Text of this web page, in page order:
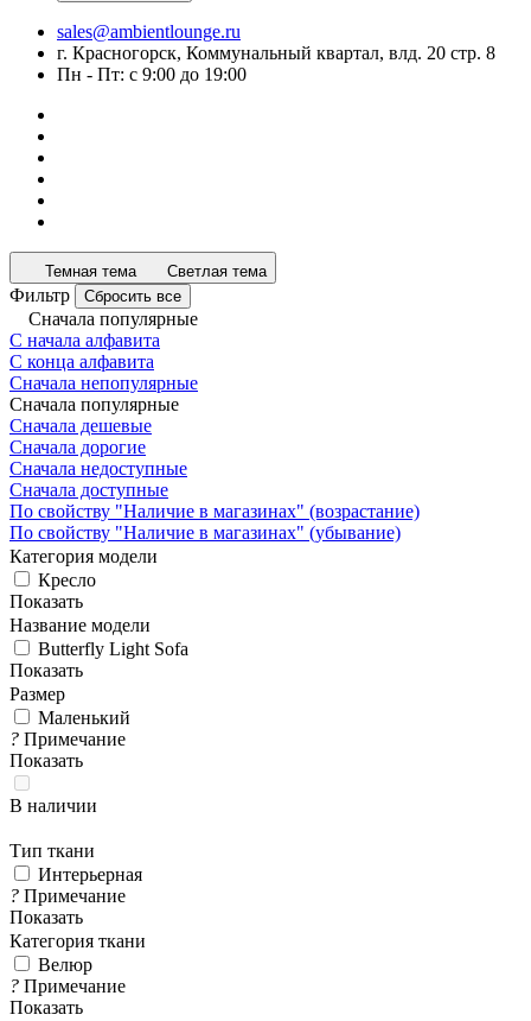
sales@ambientlounge.ru
г. Красногорск, Коммунальный квартал, влд. 20 стр. 8
Пн - Пт: с 9:00 до 19:00
Темная тема Светлая тема
Фильтр Сбросить все
Сначала популярные
С начала алфавита
С конца алфавита
Сначала непопулярные
Сначала популярные
Сначала дешевые
Сначала дорогие
Сначала недоступные
Сначала доступные
По свойству "Наличие в магазинах" (возрастание)
По свойству "Наличие в магазинах" (убывание)
Категория модели
Кресло
Показать
Название модели
Butterfly Light Sofa
Показать
Размер
Маленький
? Примечание
Показать
В наличии
Тип ткани
Интерьерная
? Примечание
Показать
Категория ткани
Велюр
? Примечание
Показать